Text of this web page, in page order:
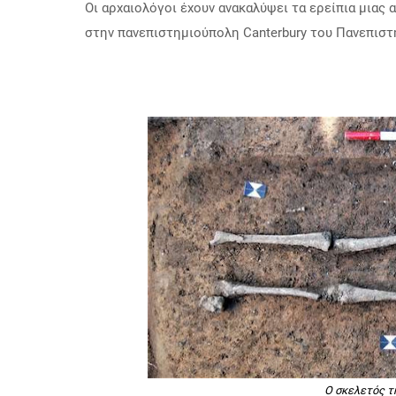
Οι αρχαιολόγοι έχουν ανακαλύψει τα ερείπια
στην πανεπιστημιούπολη Canterbury του
Ο σκελετός